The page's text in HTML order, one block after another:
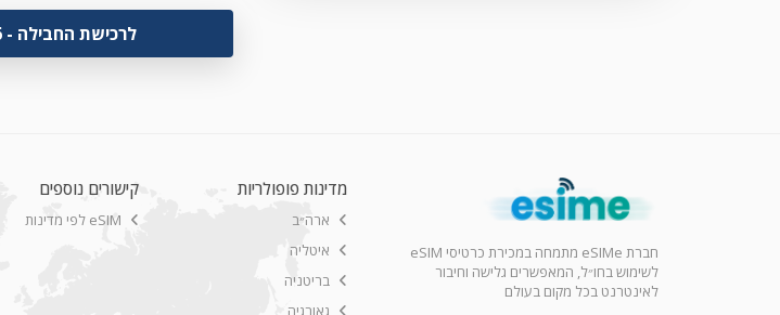
Apple iPhone 11 Pro Max
Apple iPhone XS Max
לרכישת החבילה - ₪26
חברת eSIMe מתמחה במכירת כרטיסי eSIM
לשימוש בחו״ל, המאפשרים גלישה וחיבור
לאינטרנט בכל מקום בעולם
מדינות פופולריות
ארה״ב
איטליה
בריטניה
גאורגיה
קישורים נוספים